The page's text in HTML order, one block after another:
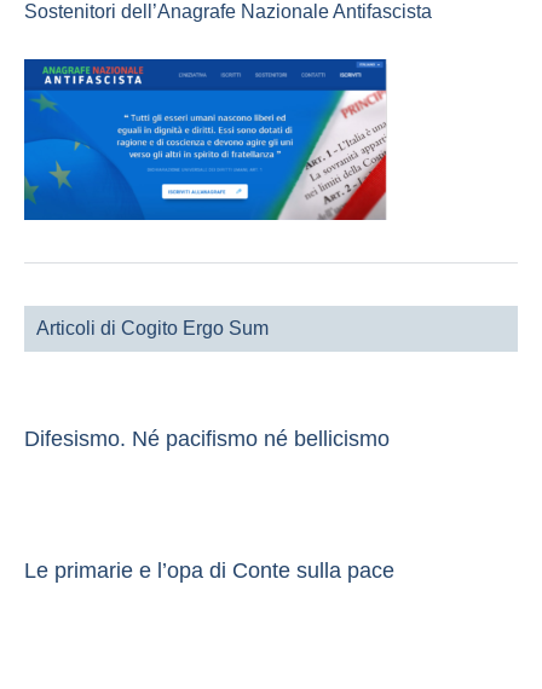
Sostenitori dell’Anagrafe Nazionale Antifascista
Articoli di Cogito Ergo Sum
Difesismo. Né pacifismo né bellicismo
Le primarie e l’opa di Conte sulla pace